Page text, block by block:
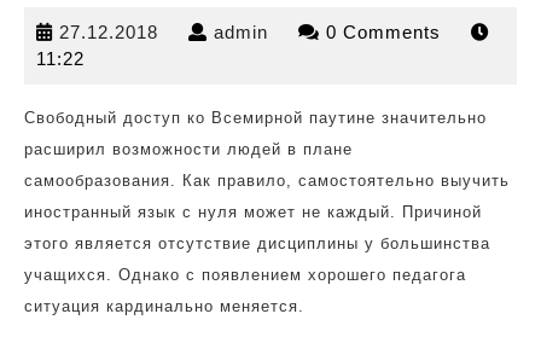
27.12.2018 27.12.2018
admin admin 0 Comments
11:22
Свободный доступ ко Всемирной паутине значительно
расширил возможности людей в плане
самообразования. Как правило, самостоятельно выучить
иностранный язык с нуля может не каждый. Причиной
этого является отсутствие дисциплины у большинства
учащихся. Однако с появлением хорошего педагога
ситуация кардинально меняется.